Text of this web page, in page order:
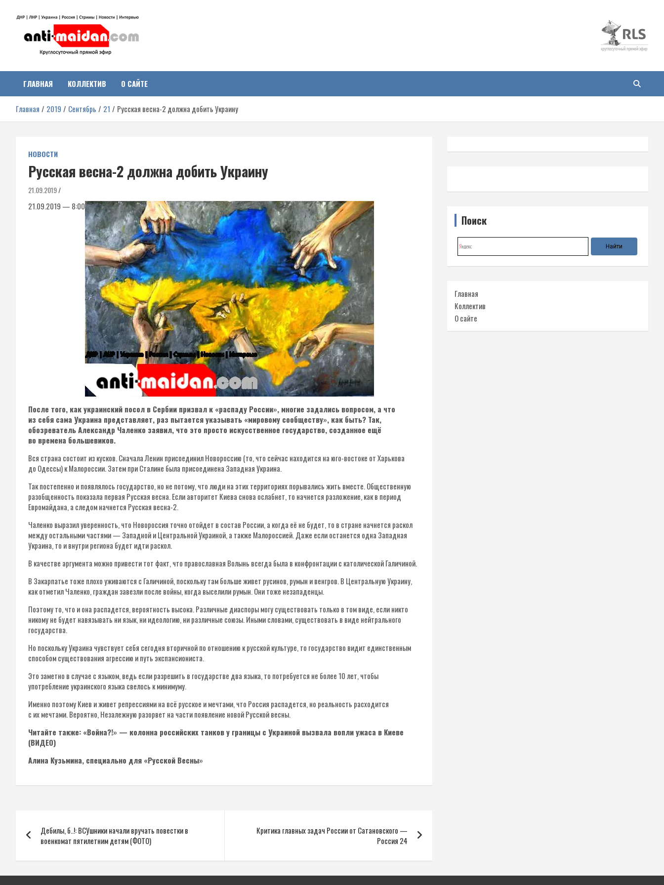
Антимайдан:
Гражданская война на
Украине
о гражданской войне на Украине, включая события в Новороссии,
ДНР, ЛНР и других регионах.
ГЛАВНАЯ КОЛЛЕКТИВ О САЙТЕ
Главная 2019 Сентябрь 21 Русская весна-2 должна добить Украину
НОВОСТИ
Русская весна-2 должна добить Украину
21.09.2019
21.09.2019 — 8:00
После того, как украинский посол в Сербии призвал к «распаду России», многие задались вопросом, а что
из себя сама Украина представляет, раз пытается указывать «мировому сообществу», как быть? Так,
обозреватель Александр Чаленко заявил, что это просто искусственное государство, созданное ещё
во времена большевиков.
Вся страна состоит из кусков. Сначала Ленин присоединил Новороссию (то, что сейчас находится на юго-востоке от Харькова
до Одессы) к Малороссии. Затем при Сталине была присоединена Западная Украина.
Так постепенно и появлялось государство, но не потому, что люди на этих территориях порывались жить вместе. Общественную
разобщенность показала первая Русская весна. Если авторитет Киева снова ослабнет, то начнется разложение, как в период
Евромайдана, а следом начнется Русская весна-2.
Чаленко выразил уверенность, что Новороссия точно отойдет в состав России, а когда её не будет, то в стране начнется раскол
между остальными частями — Западной и Центральной Украиной, а также Малороссией. Даже если останется одна Западная
Украина, то и внутри региона будет идти раскол.
В качестве аргумента можно привести тот факт, что православная Волынь всегда была в конфронтации с католической Галичиной.
В Закарпатье тоже плохо уживаются с Галичиной, поскольку там больше живет русинов, румын и венгров. В Центральную Украину,
как отметил Чаленко, граждан завезли после войны, когда выселили румын. Они тоже незападенцы.
Поэтому то, что и она распадется, вероятность высока. Различные диаспоры могу существовать только в том виде, если никто
никому не будет навязывать ни язык, ни идеологию, ни различные союзы. Иными словами, существовать в виде нейтрального
государства.
Но поскольку Украина чувствует себя сегодня вторичной по отношению к русской культуре, то государство видит единственным
способом существования агрессию и путь экспансиониста.
Это заметно в случае с языком, ведь если разрешить в государстве два языка, то потребуется не более 10 лет, чтобы
употребление украинского языка свелось к минимуму.
Именно поэтому Киев и живет репрессиями на всё русское и мечтами, что Россия распадется, но реальность расходится
с их мечтами. Вероятно, Незалежную разорвет на части появление новой Русской весны.
Читайте также: «Война?!» — колонна российских танков у границы с Украиной вызвала вопли ужаса в Киеве
(ВИДЕО)
Алина Кузьмина, специально для «Русской Весны»
по
записям
Дебилы, б..!: ВСУшники начали вручать повестки в
военкомат пятилетним детям (ФОТО)
Критика главных задач России от Сатановского —
Россия 24
Поиск
Главная
Коллектив
О сайте